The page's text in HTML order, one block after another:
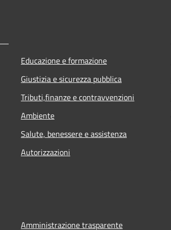
Educazione e formazione
Giustizia e sicurezza pubblica
Tributi,finanze e contravvenzioni
Ambiente
Salute, benessere e assistenza
Autorizzazioni
Amministrazione trasparente